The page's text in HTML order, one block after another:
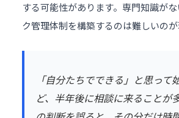
する可能性があります。専門知識が
ク管理体制を構築するのは難しいのが
「自分たちでできる」と思って
ど、半年後に相談に来ることが